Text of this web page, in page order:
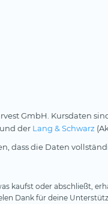
GmbH. Kursdaten
der Lang & Schwarz
dass die Daten
kaufst oder abschließt,
Dank für deine